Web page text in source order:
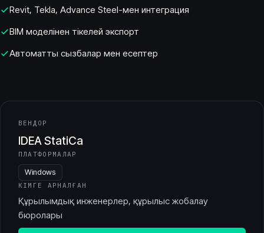
Revit, Tekla, Advance Steel-мен интеграция
BIM моделінен тікелей экспорт
Автоматты сызбалар мен есептер
ВЕНДОР
IDEA StatiCa
ПЛАТФОРМАЛАР
Windows
КІМГЕ АРНАЛҒАН
Құрылымдық инженерлер, құрылыс жобалау
бюролары